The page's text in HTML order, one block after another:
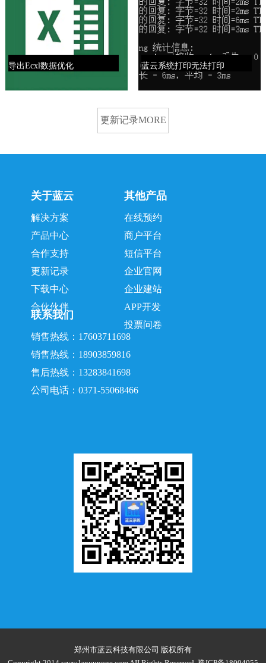
详情>
导出Ecxl数据优化 蓝云系统打印无法打印
更新记录MORE
关于蓝云
解决方案
产品中心
合作支持
更新记录
下载中心
合伙伙伴
其他产品
在线预约
商户平台
短信平台
企业官网
企业建站
APP开发
投票问卷
联系我们
销售热线：17603711698
销售热线：18903859816
售后热线：13283841698
公司电话：0371-55068466
郑州市蓝云科技有限公司 版权所有